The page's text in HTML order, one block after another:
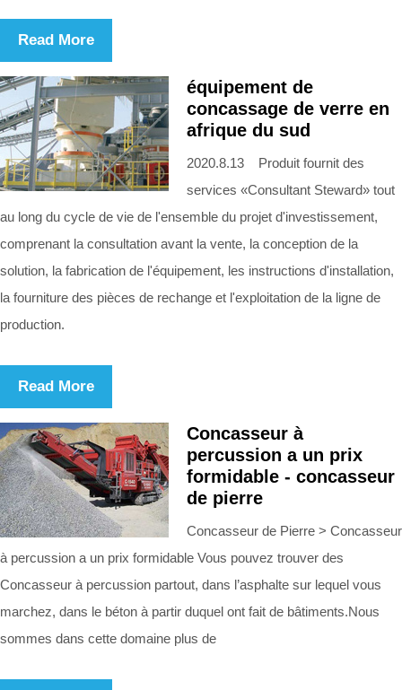
Read More
équipement de
concassage de verre en
afrique du sud
2020.8.13 Produit fournit des
services «Consultant Steward» tout
au long du cycle de vie de l'ensemble du projet d'investissement,
comprenant la consultation avant la vente, la conception de la
solution, la fabrication de l'équipement, les instructions d'installation,
la fourniture des pièces de rechange et l'exploitation de la ligne de
production.
Read More
Concasseur à
percussion a un prix
formidable - concasseur
de pierre
Concasseur de Pierre > Concasseur
à percussion a un prix formidable Vous pouvez trouver des
Concasseur à percussion partout, dans l’asphalte sur lequel vous
marchez, dans le béton à partir duquel ont fait de bâtiments.Nous
sommes dans cette domaine plus de